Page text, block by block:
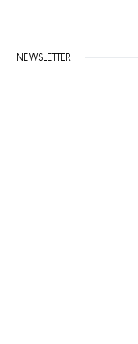
NEWSLETTER